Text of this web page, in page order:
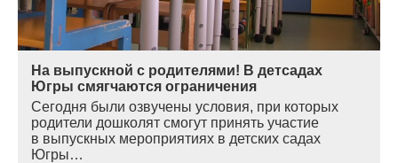
На выпускной с родителями! В детсадах
Югры смягчаются ограничения
Сегодня были озвучены условия, при которых
родители дошколят смогут принять участие
в выпускных мероприятиях в детских садах
Югры…